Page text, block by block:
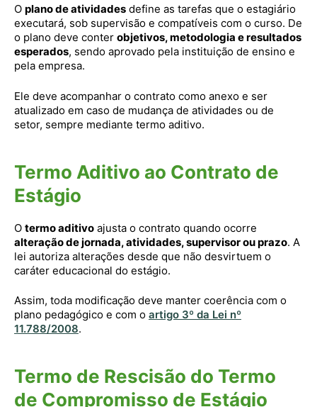
O plano de atividades define as tarefas que o estagiário
executará, sob supervisão e compatíveis com o curso. De
o plano deve conter objetivos, metodologia e resultados
esperados, sendo aprovado pela instituição de ensino e
pela empresa.
Ele deve acompanhar o contrato como anexo e ser
atualizado em caso de mudança de atividades ou de
setor, sempre mediante termo aditivo.
Termo Aditivo ao Contrato de
Estágio
O termo aditivo ajusta o contrato quando ocorre
alteração de jornada, atividades, supervisor ou prazo. A
lei autoriza alterações desde que não desvirtuem o
caráter educacional do estágio.
Assim, toda modificação deve manter coerência com o
plano pedagógico e com o artigo 3º da Lei nº
11.788/2008.
Termo de Rescisão do Termo
de Compromisso de Estágio